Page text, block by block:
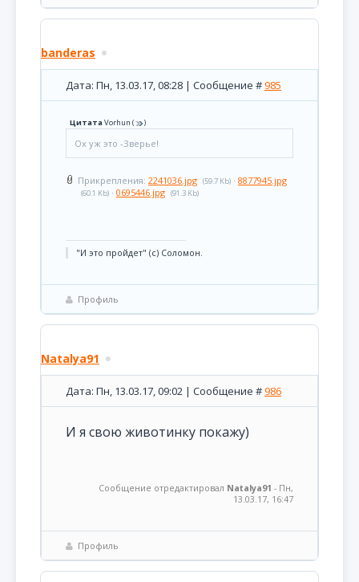
banderas
Дата: Пн, 13.03.17, 08:28 | Сообщение #985
ЦитатаVorhun ( )
Ох уж это -Зверье!
Прикрепления: 2241036.jpg (59.7 Kb) · 8877945.jpg
(60.1 Kb) · 0695446.jpg (91.3 Kb)
"И это пройдет" (с) Соломон.
Профиль
Natalya91
Дата: Пн, 13.03.17, 09:02 | Сообщение #986
И я свою животинку покажу)
Сообщение отредактировал Natalya91 - Пн,
13.03.17, 16:47
Профиль